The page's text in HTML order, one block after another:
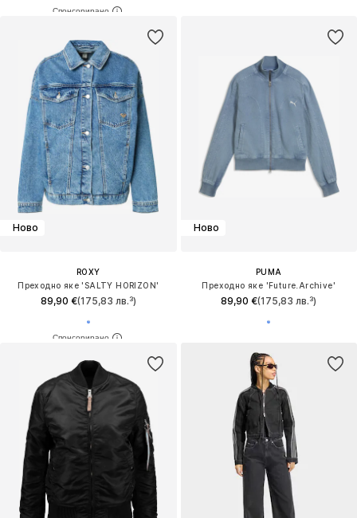
Ново
ROXY
Преходно яке 'SALTY HORIZON'
89,90 €(175,83 лв.³)
Ново
PUMA
Преходно яке 'Future.Archive'
89,90 €(175,83 лв.³)